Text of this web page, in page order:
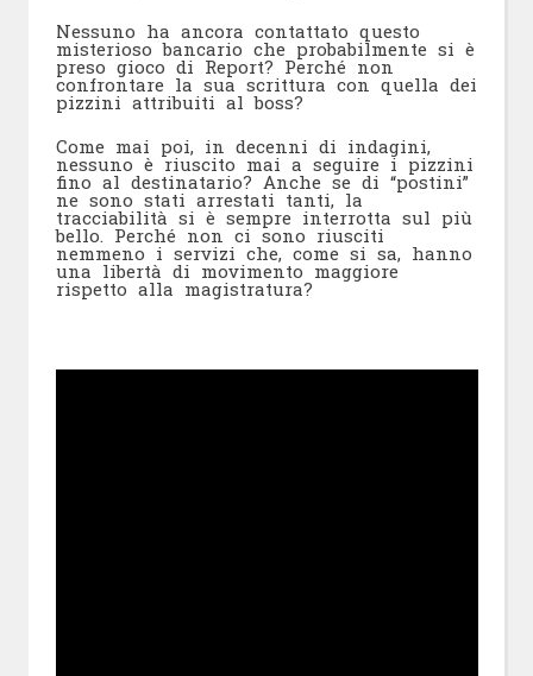
Nessuno ha ancora contattato questo
misterioso bancario che probabilmente si è
preso gioco di Report? Perché non
confrontare la sua scrittura con quella dei
pizzini attribuiti al boss?
Come mai poi, in decenni di indagini,
nessuno è riuscito mai a seguire i pizzini
fino al destinatario? Anche se di “postini”
ne sono stati arrestati tanti, la
tracciabilità si è sempre interrotta sul più
bello. Perché non ci sono riusciti
nemmeno i servizi che, come si sa, hanno
una libertà di movimento maggiore
rispetto alla magistratura?